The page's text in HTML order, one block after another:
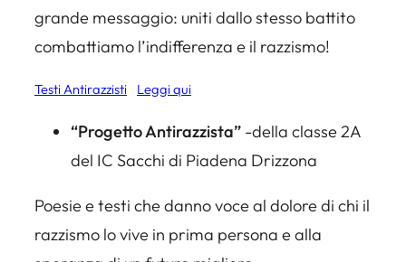
grande messaggio: uniti dallo stesso battito
combattiamo l’indifferenza e il razzismo!
Testi Antirazzisti Leggi qui
“Progetto Antirazzista” -della classe 2A
del IC Sacchi di Piadena Drizzona
Poesie e testi che danno voce al dolore di chi il
razzismo lo vive in prima persona e alla